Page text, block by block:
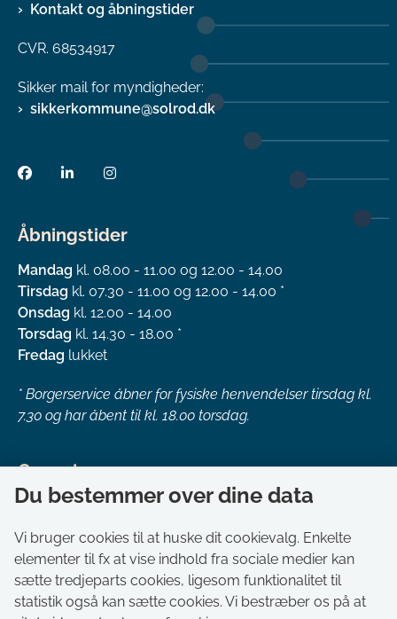
Kontakt og åbningstider
CVR. 68534917
Sikker mail for myndigheder:
sikkerkommune@solrod.dk
Åbningstider
Mandag kl. 08.00 - 11.00 og 12.00 - 14.00
Tirsdag kl. 07.30 - 11.00 og 12.00 - 14.00 *
Onsdag kl. 12.00 - 14.00
Torsdag kl. 14.30 - 18.00 *
Fredag lukket
* Borgerservice åbner for fysiske henvendelser tirsdag kl.
7.30 og har åbent til kl. 18.00 torsdag.
Genveje
Om kommunen
Aktuelt
Akut hjælp
Bestil tid i Borgerservice
Du bestemmer over dine data
Vi bruger cookies til at huske dit cookievalg. Enkelte
elementer til fx at vise indhold fra sociale medier kan
sætte tredjeparts cookies, ligesom funktionalitet til
statistik også kan sætte cookies. Vi bestræber os på at